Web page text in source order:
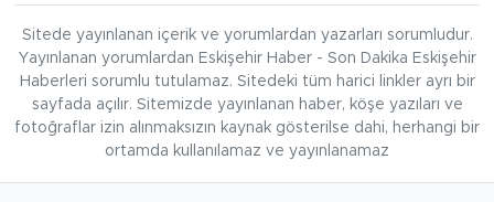
Sitede yayınlanan içerik ve yorumlardan yazarları sorumludur.
Yayınlanan yorumlardan Eskişehir Haber - Son Dakika Eskişehir
Haberleri sorumlu tutulamaz. Sitedeki tüm harici linkler ayrı bir
sayfada açılır. Sitemizde yayınlanan haber, köşe yazıları ve
fotoğraflar izin alınmaksızın kaynak gösterilse dahi, herhangi bir
ortamda kullanılamaz ve yayınlanamaz